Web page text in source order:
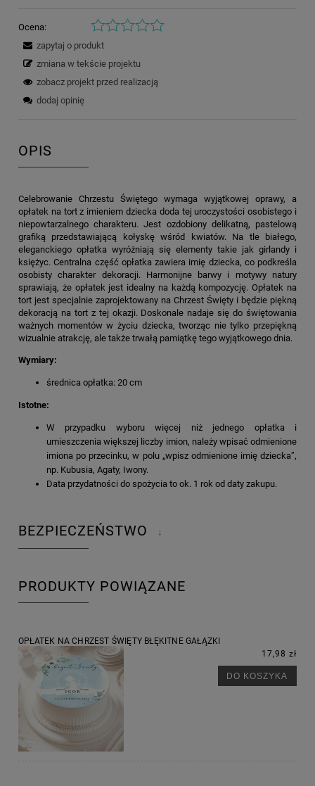
Ocena:
zapytaj o produkt
zmiana w tekście projektu
zobacz projekt przed realizacją
dodaj opinię
OPIS
Celebrowanie Chrzestu Świętego wymaga wyjątkowej oprawy, a
opłatek na tort z imieniem dziecka doda tej uroczystości osobistego i
niepowtarzalnego charakteru. Jest ozdobiony delikatną, pastelową
grafiką przedstawiającą kołyskę wśród kwiatów. Na tle białego,
eleganckiego opłatka wyróżniają się elementy takie jak girlandy i
księżyc. Centralna część opłatka zawiera imię dziecka, co podkreśla
osobisty charakter dekoracji. Harmonijne barwy i motywy natury
sprawiają, że opłatek jest idealny na każdą kompozycję. Opłatek na
tort jest specjalnie zaprojektowany na Chrzest Święty i będzie piękną
dekoracją na tort z tej okazji. Doskonale nadaje się do świętowania
ważnych momentów w życiu dziecka, tworząc nie tylko przepiękną
wizualnie atrakcję, ale także trwałą pamiątkę tego wyjątkowego dnia.
Wymiary:
średnica opłatka: 20 cm
Istotne:
W przypadku wyboru więcej niż jednego opłatka i
umieszczenia większej liczby imion, należy wpisać odmienione
imiona po przecinku, w polu „wpisz odmienione imię dziecka”,
np. Kubusia, Agaty, Iwony.
Data przydatności do spożycia to ok. 1 rok od daty zakupu.
BEZPIECZEŃSTWO ↓
PRODUKTY POWIĄZANE
OPŁATEK NA CHRZEST ŚWIĘTY BŁĘKITNE GAŁĄZKI
17,98 zł
DO KOSZYKA